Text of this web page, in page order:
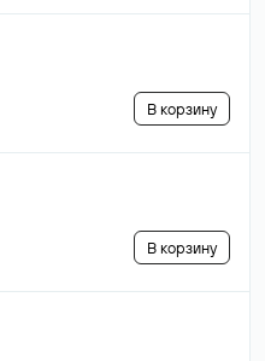
В корзину
В корзину